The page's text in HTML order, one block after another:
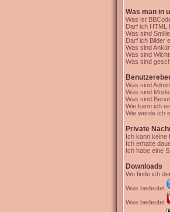
Was man in
Was ist
Darf ich HTML
Was sind
Darf ich Bilder
Was sind
Was sind
Was sind
Was sind
Was sind
Was sind
Wie kann ich
Wie werde ich
Private
Ich kann keine
Ich erhalte
Ich habe eine
Downloads
Wo finde ich
Was bedeutet
Was bedeutet